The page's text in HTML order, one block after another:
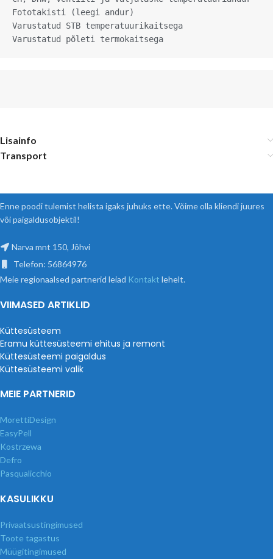
Fototakisti (leegi andur)
Varustatud STB temperatuurikaitsega
Varustatud põleti termokaitsega
Lisainfo
Transport
Enne poodi tulemist helista igaks juhuks ette. Võime olla kliendi juures
või paigaldusobjektil!
Narva mnt 150, Jõhvi
Telefon: 56864976
Meie regionaalsed partnerid leiad Kontakt lehelt.
VIIMASED ARTIKLID
Küttesüsteem
Eramu küttesüsteemi ehitus ja remont
Küttesüsteemi paigaldus
Küttesüsteemi valik
MEIE PARTNERID
MorettiDesign
EasyPell
Kostrzewa
Defro
Pasqualicchio
KASULIKKU
Privaatsustingimused
Toote tagastus
Müügitingimused